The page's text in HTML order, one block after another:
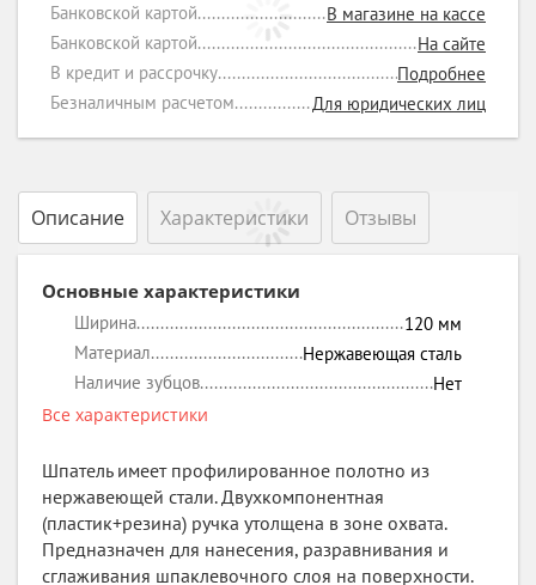
Банковской картой
В магазине на кассе
Банковской картой
На сайте
В кредит и рассрочку
Подробнее
Безналичным расчетом
Для юридических лиц
Описание Характеристики Отзывы
Основные характеристики
Ширина 120 мм
Материал
Нержавеющая сталь
Наличие зубцов
Нет
Все характеристики
Шпатель имеет профилированное полотно из
нержавеющей стали. Двухкомпонентная
(пластик+резина) ручка утолщена в зоне охвата.
Предназначен для нанесения, разравнивания и
сглаживания шпаклевочного слоя на поверхности.